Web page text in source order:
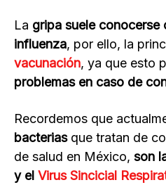
La gripa suele conocerse
influenza, por ello, la
vacunación, ya que esto
problemas en caso de
Recordemos que
bacterias que tratan de
de salud en México, son
y el Virus Sincicial